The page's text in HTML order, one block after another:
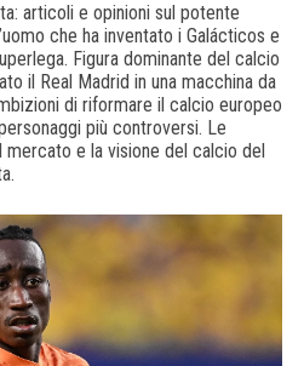
articoli e opinioni sul potente
che ha inventato i Galácticos e
Figura dominante del calcio
il Real Madrid in una macchina da
di riformare il calcio europeo
più controversi. Le
e la visione del calcio del